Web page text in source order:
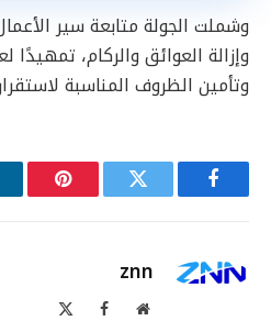
وشملت الجولة متابعة سير
وإزالة العوائق والركام، تمهيدًا
وتأمين الظروف المناسبة
فيسبوك تويتر
znn
موقع فيسبوك